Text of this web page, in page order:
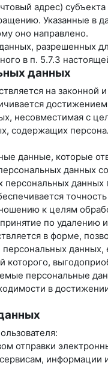
адрес)
Указанные в
оно направлено.
разрешенных
в п. 5.7.3
данных
на законной
несовместимая с
содержащих
данные, которые
данных
персональных
к целям
по удалению
в форме,
персональные
в
отправки